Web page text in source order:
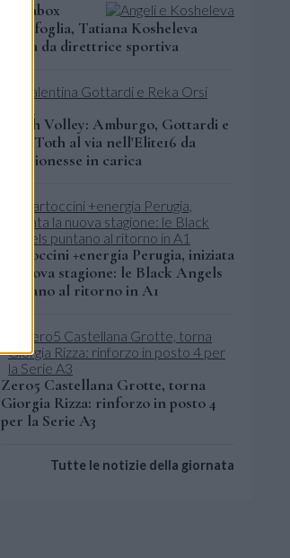
Megabox
Vallefoglia, Tatiana Kosheleva
torna da direttrice sportiva
Beach Volley: Amburgo, Gottardi e
Orsi Toth al via nell'Elite16 da
campionesse in carica
Bartoccini +energia Perugia, iniziata
la nuova stagione: le Black Angels
puntano al ritorno in A1
Zero5 Castellana Grotte, torna
Giorgia Rizza: rinforzo in posto 4
per la Serie A3
Tutte le notizie della giornata